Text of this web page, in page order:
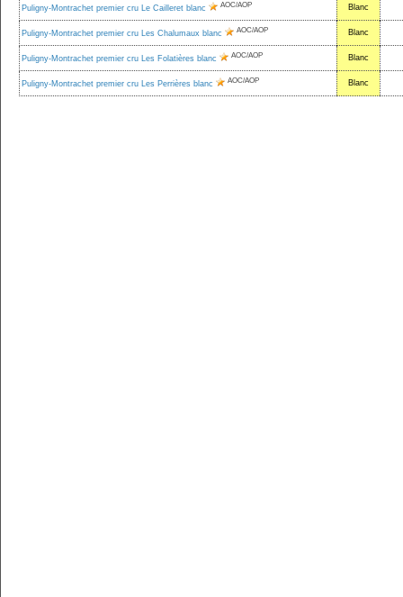
Puligny-Montrachet premier cru Le Cailleret blanc AOC/AOP Blanc
Puligny-Montrachet premier cru Les Chalumaux blanc AOC/AOP Blanc
Puligny-Montrachet premier cru Les Folatières blanc AOC/AOP Blanc
Puligny-Montrachet premier cru Les Perrières blanc AOC/AOP Blanc